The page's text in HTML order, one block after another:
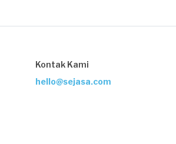
Kontak Kami
hello@sejasa.com